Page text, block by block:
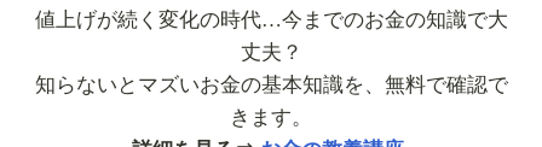
値上げが続く変化の時代…今までのお金の知識で大
丈夫？
知らないとマズいお金の基本知識を、無料で確認で
きます。